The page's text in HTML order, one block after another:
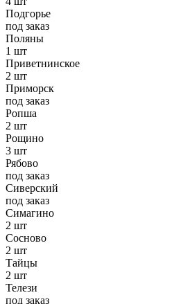
Подгорье
под заказ
Поляны
1 шт
Приветнинское
2 шт
Приморск
под заказ
Ропша
2 шт
Рощино
3 шт
Рябово
под заказ
Сиверский
под заказ
Симагино
2 шт
Сосново
2 шт
Тайцы
2 шт
Телези
под заказ